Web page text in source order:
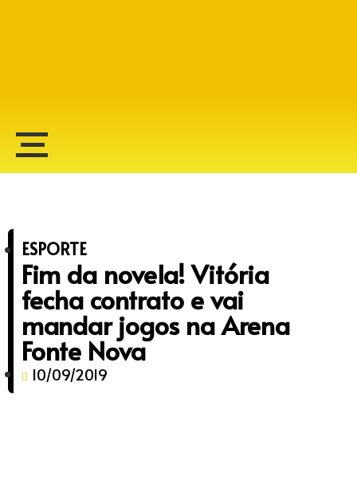
ESPORTE
Fim da novela! Vitória
fecha contrato e vai
mandar jogos na Arena
Fonte Nova
10/09/2019